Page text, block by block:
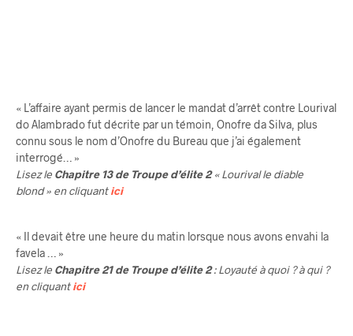
« L’affaire ayant permis de lancer le mandat d’arrêt contre Lourival
do Alambrado fut décrite par un témoin, Onofre da Silva, plus
connu sous le nom d’Onofre du Bureau que j’ai également
interrogé… »
Lisez le Chapitre 13 de Troupe d’élite 2« Lourival le diable
blond » en cliquantici
« Il devait être une heure du matin lorsque nous avons envahi la
favela … »
Lisez le Chapitre 21 de Troupe d’élite 2: Loyauté à quoi ? à qui ?
en cliquantici